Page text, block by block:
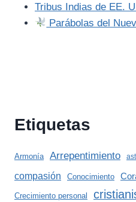
Tribus Indias de EE.
Parábolas del
Etiquetas
Armonía Arrepentimiento
compasión Conocimiento
Crecimiento personal